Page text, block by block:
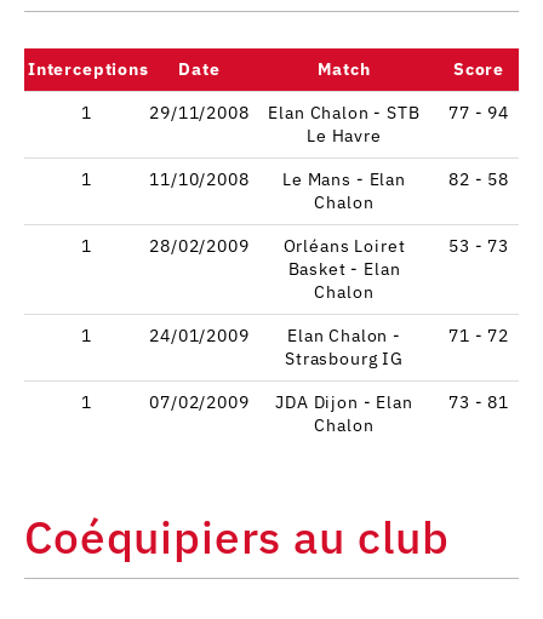
Interceptions Date Match
Score
1
29/11/2008
Elan Chalon - STB
Le Havre
77 - 94
1 11/10/2008
Le Mans - Elan
Chalon
82 - 58
1 28/02/2009
Orléans Loiret
Basket - Elan
Chalon
53 - 73
1 24/01/2009
Elan Chalon -
Strasbourg IG
71 - 72
1 07/02/2009
JDA Dijon - Elan
Chalon
73 - 81
Coéquipiers au club